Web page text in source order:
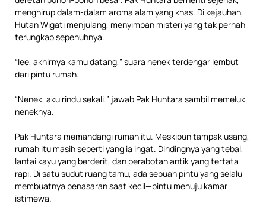
menghirup dalam-dalam aroma alam yang khas. Di kejauhan,
Hutan Wigati menjulang, menyimpan misteri yang tak pernah
terungkap sepenuhnya.
“lee, akhirnya kamu datang,” suara nenek terdengar lembut
dari pintu rumah.
“Nenek, aku rindu sekali,” jawab Pak Huntara sambil memeluk
neneknya.
Pak Huntara memandangi rumah itu. Meskipun tampak usang,
rumah itu masih seperti yang ia ingat. Dindingnya yang tebal,
lantai kayu yang berderit, dan perabotan antik yang tertata
rapi. Di satu sudut ruang tamu, ada sebuah pintu yang selalu
membuatnya penasaran saat kecil—pintu menuju kamar
istimewa.